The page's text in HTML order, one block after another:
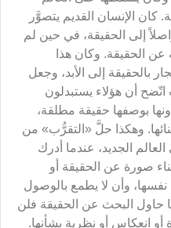
كان الإنسان القديم يتصوَّر
إلى الحقيقة، في حين لم
الحقيقة. وكان هذا
بالحقيقة إلى الأبد، وجعل
أن هؤلاء يستبدلون
بوصفها حقيقة مطلقة،
وهكذا حلَّ «التقرُّب» من
الجديد، عندما أدرك
صورة عن الحقيقة أو
وأن لا يطمع بالوصول
حاول البحث عن الحقيقة فلن
انعكاس أو نظرية بشأنها.